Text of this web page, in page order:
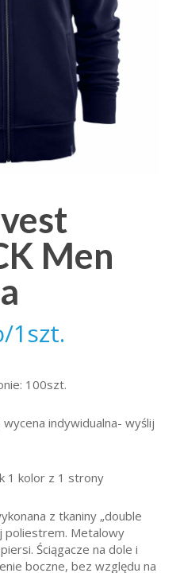
Men
1szt.
100szt.
indywidualna- wyślij
1 kolor z 1 strony
z tkaniny „double
poliestrem. Metalowy
Ściągacze na dole i
boczne, bez względu na